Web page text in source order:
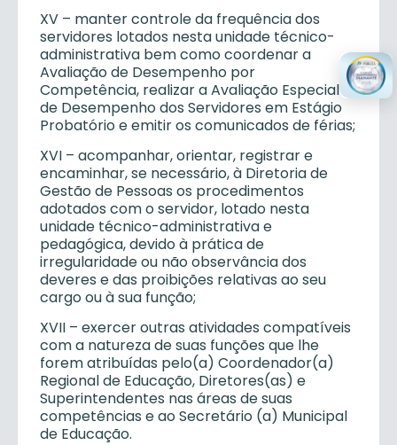
XV – manter controle da frequência dos
servidores lotados nesta unidade técnico-
administrativa bem como coordenar a
Avaliação de Desempenho por
Competência, realizar a Avaliação Especial
de Desempenho dos Servidores em Estágio
Probatório e emitir os comunicados de férias;
XVI – acompanhar, orientar, registrar e
encaminhar, se necessário, à Diretoria de
Gestão de Pessoas os procedimentos
adotados com o servidor, lotado nesta
unidade técnico-administrativa e
pedagógica, devido à prática de
irregularidade ou não observância dos
deveres e das proibições relativas ao seu
cargo ou à sua função;
XVII – exercer outras atividades compatíveis
com a natureza de suas funções que lhe
forem atribuídas pelo(a) Coordenador(a)
Regional de Educação, Diretores(as) e
Superintendentes nas áreas de suas
competências e ao Secretário (a) Municipal
de Educação.